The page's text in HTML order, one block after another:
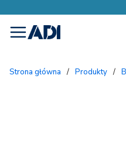
menu
Strona główna / Produkty /